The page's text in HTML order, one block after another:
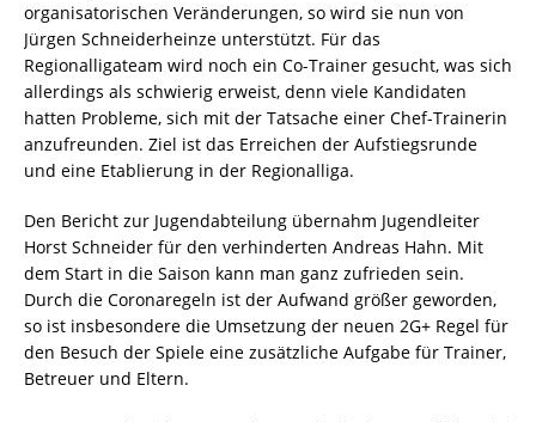
organisatorischen Veränderungen, so wird sie nun von
Jürgen Schneiderheinze unterstützt. Für das
Regionalligateam wird noch ein Co-Trainer gesucht, was sich
allerdings als schwierig erweist, denn viele Kandidaten
hatten Probleme, sich mit der Tatsache einer Chef-Trainerin
anzufreunden. Ziel ist das Erreichen der Aufstiegsrunde
und eine Etablierung in der Regionalliga.
Den Bericht zur Jugendabteilung übernahm Jugendleiter
Horst Schneider für den verhinderten Andreas Hahn. Mit
dem Start in die Saison kann man ganz zufrieden sein.
Durch die Coronaregeln ist der Aufwand größer geworden,
so ist insbesondere die Umsetzung der neuen 2G+ Regel für
den Besuch der Spiele eine zusätzliche Aufgabe für Trainer,
Betreuer und Eltern.